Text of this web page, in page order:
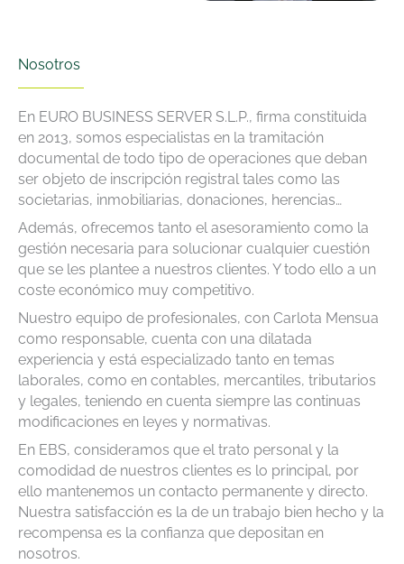
Nosotros
En EURO BUSINESS SERVER S.L.P., firma constituida
en 2013, somos especialistas en la tramitación
documental de todo tipo de operaciones que deban
ser objeto de inscripción registral tales como las
societarias, inmobiliarias, donaciones, herencias…
Además, ofrecemos tanto el asesoramiento como la
gestión necesaria para solucionar cualquier cuestión
que se les plantee a nuestros clientes. Y todo ello a un
coste económico muy competitivo.
Nuestro equipo de profesionales, con Carlota Mensua
como responsable, cuenta con una dilatada
experiencia y está especializado tanto en temas
laborales, como en contables, mercantiles, tributarios
y legales, teniendo en cuenta siempre las continuas
modificaciones en leyes y normativas.
En EBS, consideramos que el trato personal y la
comodidad de nuestros clientes es lo principal, por
ello mantenemos un contacto permanente y directo.
Nuestra satisfacción es la de un trabajo bien hecho y la
recompensa es la confianza que depositan en
nosotros.